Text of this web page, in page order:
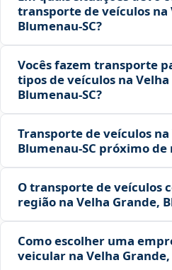
transporte de veículos na
Blumenau‑SC?
Vocês fazem transporte
tipos de veículos na
Blumenau‑SC?
Transporte de veículos
Blumenau‑SC próximo
O transporte de veículos
região na Velha Grande,
Como escolher uma
veicular na Velha Grande,